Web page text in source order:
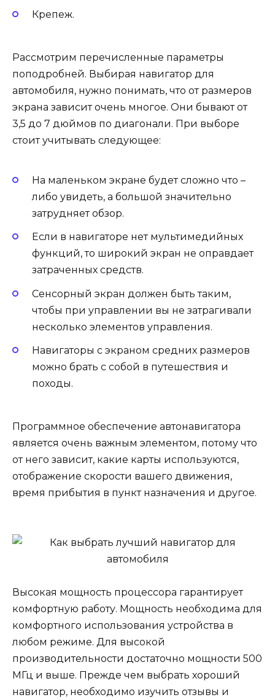
Крепеж.
Рассмотрим перечисленные параметры
поподробней. Выбирая навигатор для
автомобиля, нужно понимать, что от размеров
экрана зависит очень многое. Они бывают от
3,5 до 7 дюймов по диагонали. При выборе
стоит учитывать следующее:
На маленьком экране будет сложно что –
либо увидеть, а большой значительно
затрудняет обзор.
Если в навигаторе нет мультимедийных
функций, то широкий экран не оправдает
затраченных средств.
Сенсорный экран должен быть таким,
чтобы при управлении вы не затрагивали
несколько элементов управления.
Навигаторы с экраном средних размеров
можно брать с собой в путешествия и
походы.
Программное обеспечение автонавигатора
является очень важным элементом, потому что
от него зависит, какие карты используются,
отображение скорости вашего движения,
время прибытия в пункт назначения и другое.
Высокая мощность процессора гарантирует
комфортную работу. Мощность необходима для
комфортного использования устройства в
любом режиме. Для высокой
производительности достаточно мощности 500
МГц и выше. Прежде чем выбрать хороший
навигатор, необходимо изучить отзывы и